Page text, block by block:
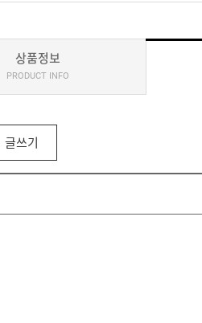
상품정보
PRODUCT INFO
글쓰기